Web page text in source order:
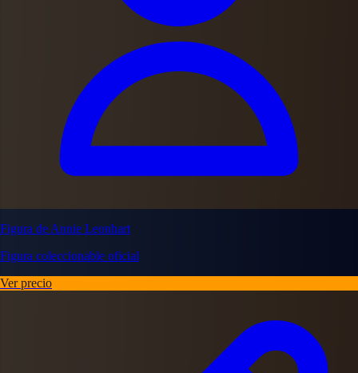
Figura de Annie Leonhart
Figura coleccionable oficial
Ver precio